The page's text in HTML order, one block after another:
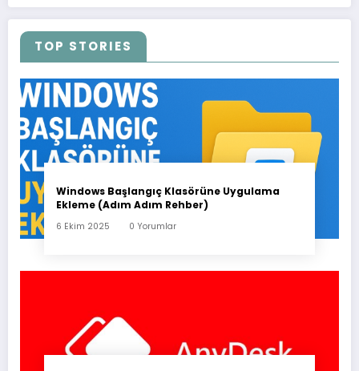
TOP STORIES
Windows Başlangıç Klasörüne Uygulama
Ekleme (Adım Adım Rehber)
6 Ekim 2025 0 Yorumlar